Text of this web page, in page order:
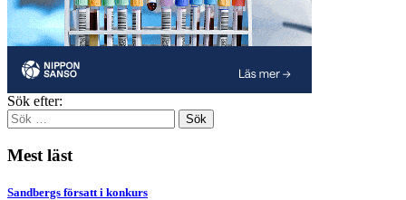
Sök efter:
Mest läst
Sandbergs försatt i konkurs